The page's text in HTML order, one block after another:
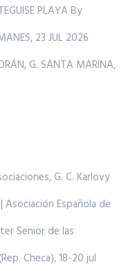
PLAYA By
23 JUL 2026
G. SANTA MARINA,
G. C. Karlovy
Asociación Española de
Senior de las
Checa), 18-20 jul